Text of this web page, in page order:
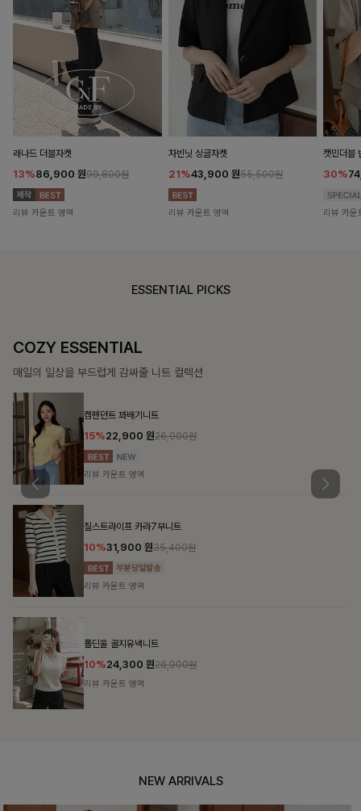
래나드 더블자켓
13%86,900 원99,800원
리뷰 카운트 영역
자빈닛 싱글자켓
21%43,900 원55,500원
리뷰 카운트 영역
캣민더블
30%
리뷰 카운
ESSENTIAL PICKS
COZY ESSENTIAL
매일의 일상을 부드럽게 감싸줄 니트 컬렉션
켐펜던트 꽈배기니트
15%22,900 원26,900원
리뷰 카운트 영역
칠스트라이프 카라7부니트
10%31,900 원35,400원
리뷰 카운트 영역
폴딘울 골지유넥니트
10%24,300 원26,900원
리뷰 카운트 영역
NEW ARRIVALS